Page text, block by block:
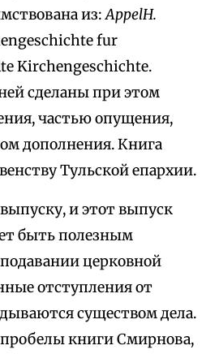
из:AppelH.
fur
Kirchengeschichte.
сделаны при этом
частью опущения,
дополнения. Книга
Тульской епархии.
и этот выпуск
быть полезным
церковной
отступления от
существом дела.
книги Смирнова,